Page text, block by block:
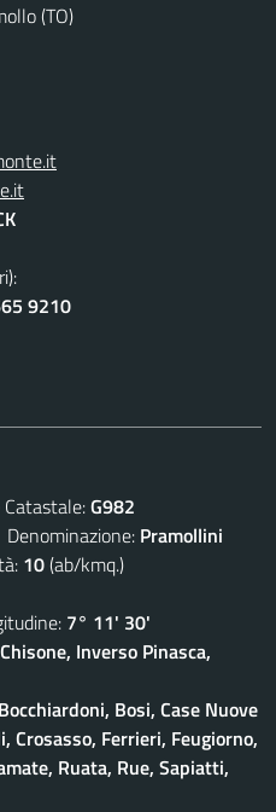
(TO)
9210
G982
Pramollini
10(ab/kmq.)
7° 11' 30'
Inverso Pinasca,
Bosi, Case Nuove
Crosasso, Ferrieri, Feugiorno,
Ruata, Rue, Sapiatti,